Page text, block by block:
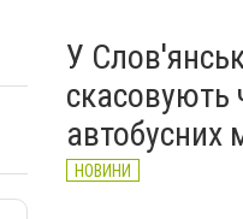
У
скасовують
автобусних
НОВИНИ